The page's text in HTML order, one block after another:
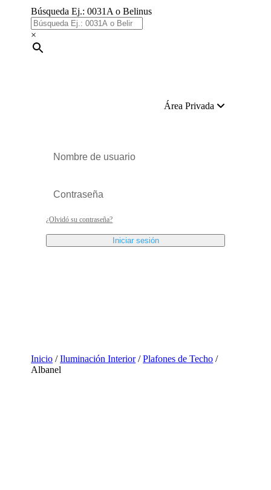
Búsqueda Ej.: 0031A o Belinus
×
Área Privada
¿Olvidó su contraseña?
Iniciar sesión
Inicio /Iluminación Interior/Plafones de Techo /
Albanel